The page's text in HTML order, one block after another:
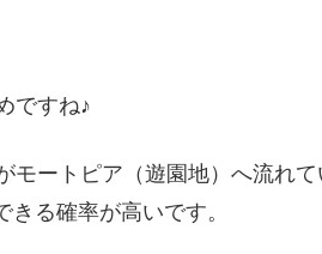
ですね♪
モートピア（遊園地）へ流れ
る確率が高いです。